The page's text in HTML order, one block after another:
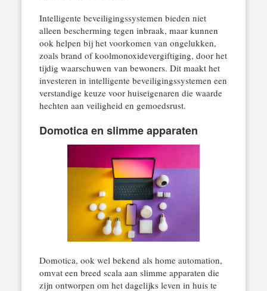
Intelligente beveiligingssystemen bieden niet
alleen bescherming tegen inbraak, maar kunnen
ook helpen bij het voorkomen van ongelukken,
zoals brand of koolmonoxidevergiftiging, door het
tijdig waarschuwen van bewoners. Dit maakt het
investeren in intelligente beveiligingssystemen een
verstandige keuze voor huiseigenaren die waarde
hechten aan veiligheid en gemoedsrust.
Domotica en slimme apparaten
Domotica, ook wel bekend als home automation,
omvat een breed scala aan slimme apparaten die
zijn ontworpen om het dagelijks leven in huis te